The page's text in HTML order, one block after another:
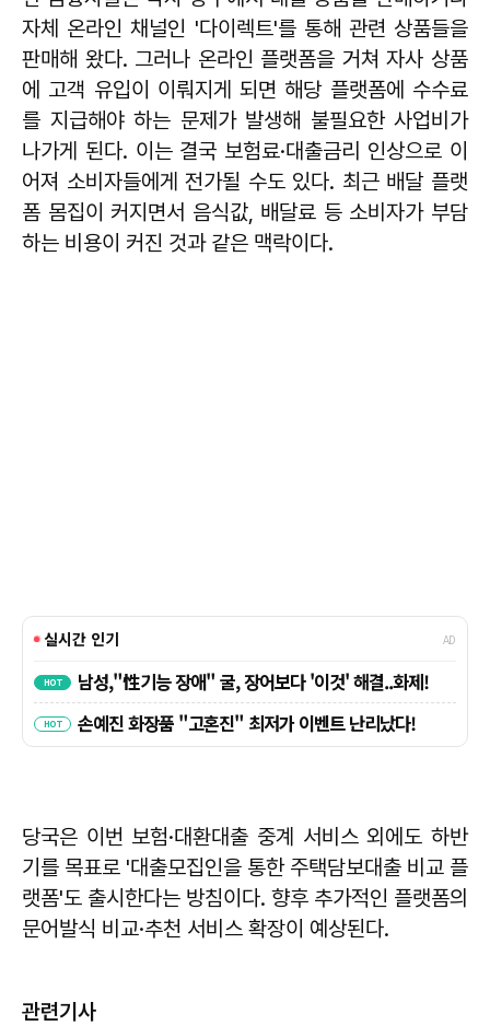
자체 온라인 채널인 '다이렉트'를 통해 관련 상품들을
판매해 왔다. 그러나 온라인 플랫폼을 거쳐 자사 상품
에 고객 유입이 이뤄지게 되면 해당 플랫폼에 수수료
를 지급해야 하는 문제가 발생해 불필요한 사업비가
나가게 된다. 이는 결국 보험료·대출금리 인상으로 이
어져 소비자들에게 전가될 수도 있다. 최근 배달 플랫
폼 몸집이 커지면서 음식값, 배달료 등 소비자가 부담
하는 비용이 커진 것과 같은 맥락이다.
당국은 이번 보험·대환대출 중계 서비스 외에도 하반
기를 목표로 '대출모집인을 통한 주택담보대출 비교 플
랫폼'도 출시한다는 방침이다. 향후 추가적인 플랫폼의
문어발식 비교·추천 서비스 확장이 예상된다.
관련기사